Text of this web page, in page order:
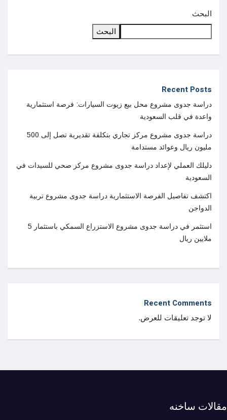
البحث
البحث
Recent Posts
دراسة جدوى مشروع محل بيع زيوت السيارات: فرصة استثمارية
واعدة في قلب السعودية
دراسة جدوى مشروع مركز تجاري بتكلفة تقديرية تصل إلى 500
مليون ريال وعوائد مستدامة
دليلك العملي لإعداد دراسة جدوى مشروع مركز صحي للسيدات في
السعودية
اكتشف تفاصيل الفرصة الاستثمارية دراسة جدوى مشروع تربية
الدواجن
استثمر في دراسة جدوى مشروع الاستزراع السمكي باستثمار 5
ملايين ريال
Recent Comments
لا توجد تعليقات للعرض.
مقالات ساخنه